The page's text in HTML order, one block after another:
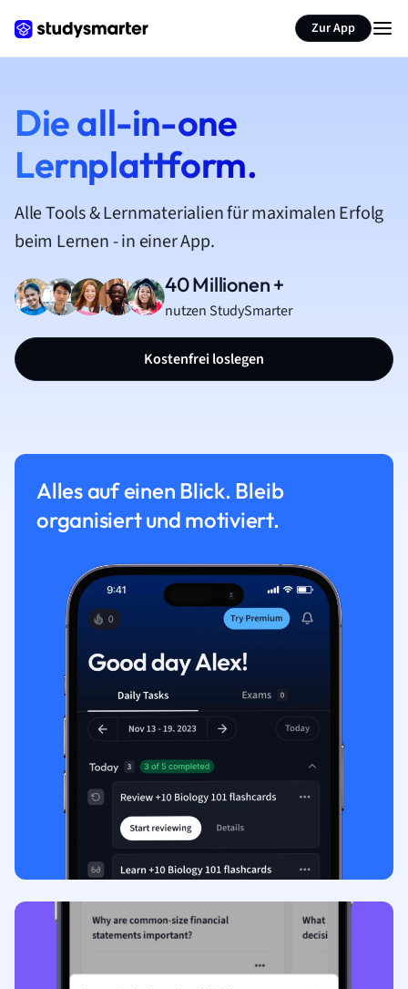
Zur App
Die all-in-one
Lernplattform.
Alle Tools & Lernmaterialien für maximalen Erfolg
beim Lernen - in einer App.
40 Millionen +
nutzen StudySmarter
Kostenfrei loslegen
Alles auf einen Blick. Bleib
organisiert und motiviert.